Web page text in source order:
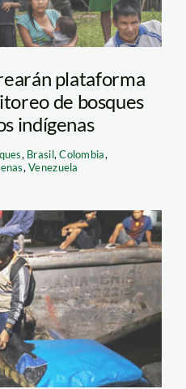
plataforma
de bosques
indígenas
, Brasil,Colombia,
,Venezuela